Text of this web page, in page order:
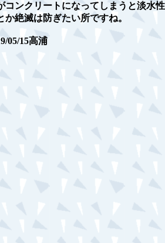
コンクリートになってしまうと淡水
か絶滅は防ぎたい所ですね。
05/15高浦